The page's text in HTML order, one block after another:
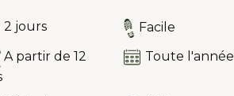
2 jours
Facile
A partir de 12
Toute l'année